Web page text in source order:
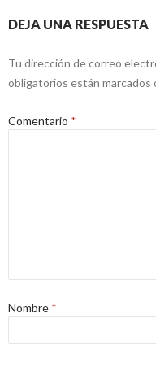
DEJA UNA RESPUESTA
Tu dirección de correo
obligatorios están marcados
Comentario *
Nombre *